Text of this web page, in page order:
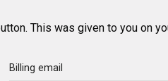
This was given to you on
Billing email